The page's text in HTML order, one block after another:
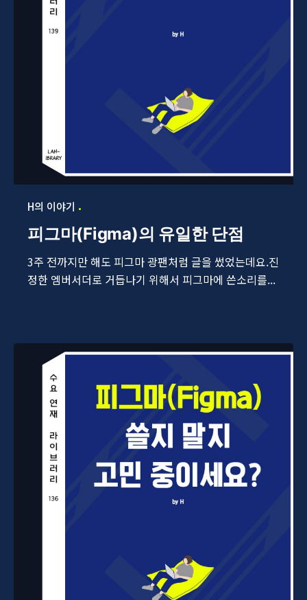
H의 이야기
피그마(Figma)의 유일한 단점
3주 전까지만 해도 피그마 광팬처럼 글을 썼었는데요.진
정한 엠버서더로 거듭나기 위해서 피그마에 쓴소리를...